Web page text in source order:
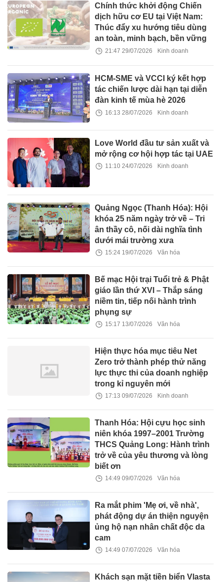
Chính thức khởi động Chiến
dịch hữu cơ EU tại Việt Nam:
Thúc đẩy xu hướng tiêu dùng
an toàn, minh bạch, bền vững
21:47 29/07/2026 Kinh doanh
HCM-SME và VCCI ký kết hợp
tác chiến lược dài hạn tại diễn
đàn kinh tế mùa hè 2026
16:13 28/07/2026 Kinh doanh
Love World đầu tư sản xuất và
mở rộng cơ hội hợp tác tại UAE
11:10 24/07/2026 Kinh doanh
Quảng Ngọc (Thanh Hóa): Hội
khóa 25 năm ngày trở về – Tri
ân thầy cô, nối dài nghĩa tình
dưới mái trường xưa
15:24 19/07/2026 Văn hóa
Bế mạc Hội trại Tuổi trẻ & Phật
giáo lần thứ XVI – Thắp sáng
niềm tin, tiếp nối hành trình
phụng sự
15:17 13/07/2026 Văn hóa
Hiện thực hóa mục tiêu Net
Zero trở thành phép thử năng
lực thực thi của doanh nghiệp
trong kỉ nguyên mới
17:13 09/07/2026 Kinh doanh
Thanh Hóa: Hội cựu học sinh
niên khóa 1997–2001 Trường
THCS Quảng Long: Hành trình
trở về của yêu thương và lòng
biết ơn
14:49 09/07/2026 Văn hóa
Ra mắt phim 'Mẹ ơi, về nhà',
phát động dự án thiện nguyện
ủng hộ nạn nhân chất độc da
cam
14:49 07/07/2026 Văn hóa
Khách sạn mặt tiền biển Vlasta